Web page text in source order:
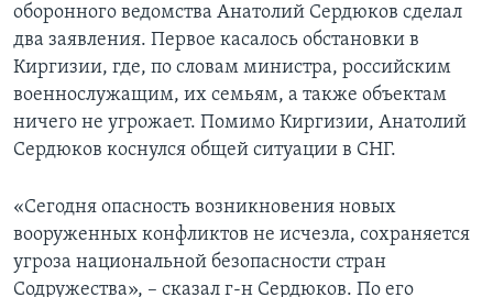
Языки
оборонного ведомства Анатолий Сердюков сделал
два заявления. Первое касалось обстановки в
Киргизии, где, по словам министра, российским
военнослужащим, их семьям, а также объектам
ничего не угрожает. Помимо Киргизии, Анатолий
Сердюков коснулся общей ситуации в СНГ.
«Сегодня опасность возникновения новых
вооруженных конфликтов не исчезла, сохраняется
угроза национальной безопасности стран
Содружества», – сказал г-н Сердюков. По его